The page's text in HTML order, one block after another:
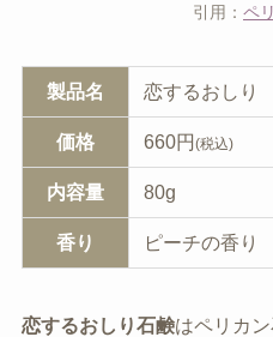
引用： ペ
製品名 恋するおしり
価格 660円 (税込)
内容量 80g
香り ピーチの香り
恋するおしり石鹸はペリカ